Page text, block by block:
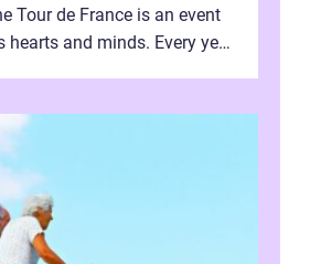
Tour de France is an event
and minds. Every year,